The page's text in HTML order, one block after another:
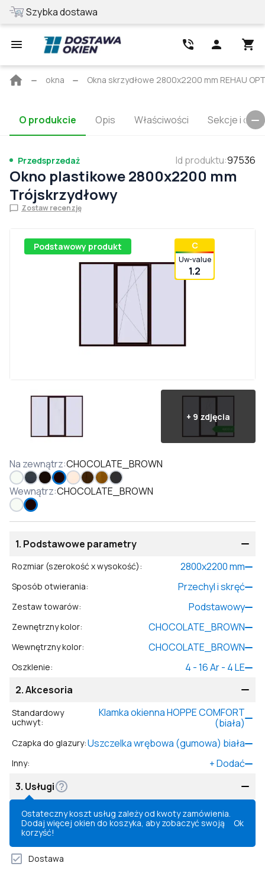
Szybka dostawa
Strona
okna Okna skrzydłowe 2800x2200 mm REHAU
O produkcie Opis Właściwości Sekcje i
Przedsprzedaż Id produktu:97536
Okno plastikowe 2800x2200 mm
Trójskrzydłowy
Zostaw recenzję
Podstawowy produkt С
Uw-value
1.2
+ 9 zdjęcia
Na zewnątrz:CHOCOLATE_BROWN
Wewnątrz:CHOCOLATE_BROWN
1. Podstawowe parametry
Rozmiar (szerokość x wysokość): 2800x2200mm
Sposób otwierania: Przechyl i skręć
Zestaw towarów: Podstawowy
Zewnętrzny kolor: CHOCOLATE_BROWN
Wewnętrzny kolor: CHOCOLATE_BROWN
Oszklenie:
4 - 16 Ar - 4 LE
2.Akcesoria
Standardowy
uchwyt:
Klamka okienna HOPPE COMFORT
(biała)
Czapka do glazury:Uszczelka wrębowa (gumowa) biała
Inny: +Dodać
3. Usługi
Ostateczny koszt usług zależy od kwoty zamówienia.
Dodaj więcej okien do koszyka, aby zobaczyć swoją
korzyść!
Ok
Dostawa